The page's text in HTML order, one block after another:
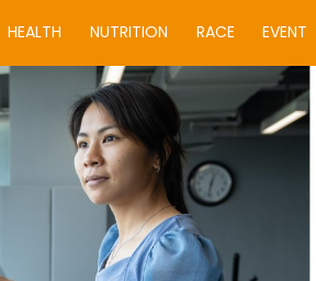
HEALTH NUTRITION RACE EVENT